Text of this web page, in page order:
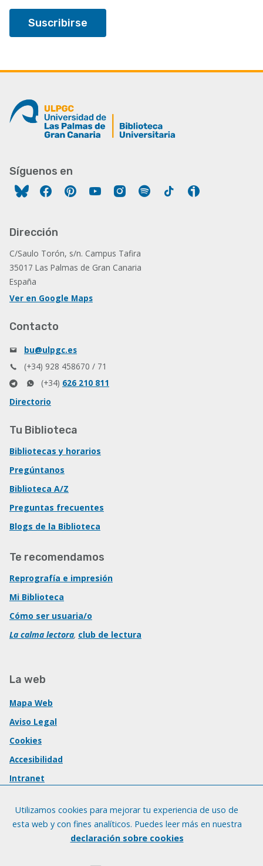
Síguenos en
FacebookPinterestYouTubeInstagram
Spotify Tiktok
Dirección
C/Saulo Torón, s/n. Campus Tafira
35017 Las Palmas de Gran Canaria
España
Ver en Google Maps
Contacto
bu@ulpgc.es
(+34) 928 458670 / 71
(+34) 626 210 811
Directorio
Tu Biblioteca
Bibliotecas y horarios
Pregúntanos
Biblioteca A/Z
Preguntas frecuentes
Blogs de la Biblioteca
Te recomendamos
Reprografía e impresión
Mi Biblioteca
Cómo ser usuaria/o
La calma lectora, club de lectura
La web
Mapa Web
Aviso Legal
Cookies
Accesibilidad
Intranet
Utilizamos cookies para mejorar tu experiencia de uso de
esta web y con fines analíticos. Puedes leer más en nuestra
declaración sobre cookies